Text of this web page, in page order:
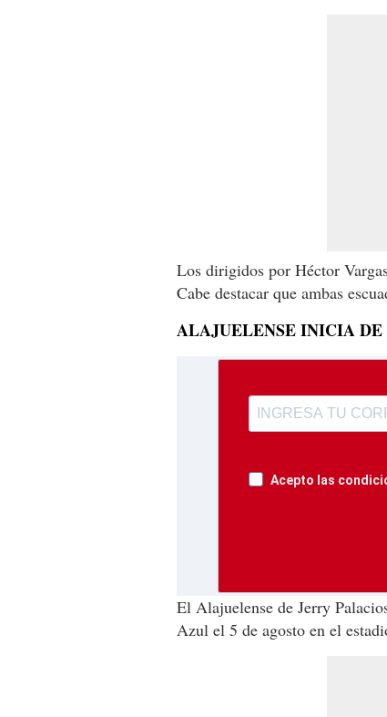
Los dirigidos por Héctor
Cabe destacar que ambas
ALAJUELENSE INICIA
Acepto las
El Alajuelense de Jerry
Azul el 5 de agosto en el